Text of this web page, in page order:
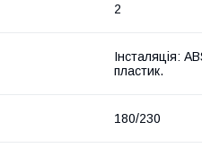
2
Інсталяція:
пластик.
180/230